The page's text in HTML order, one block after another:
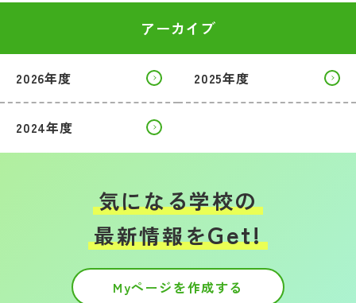
アーカイブ
2026年度 2025年度
2024年度
気になる学校の
最新情報をGet!
Myページを作成する